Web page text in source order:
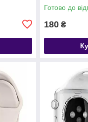
Готово до
180 ₴